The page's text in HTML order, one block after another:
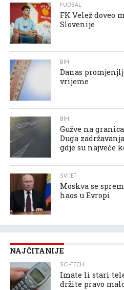
FUDBAL
FK Velež doveo
Slovenije
BIH
Danas
vrijeme
BIH
Gužve na
Duga
gdje su najveće
SVIJET
Moskva se
haos u Evropi
NAJČITANIJE
SCI-TECH
Imate li stari
držite pravo